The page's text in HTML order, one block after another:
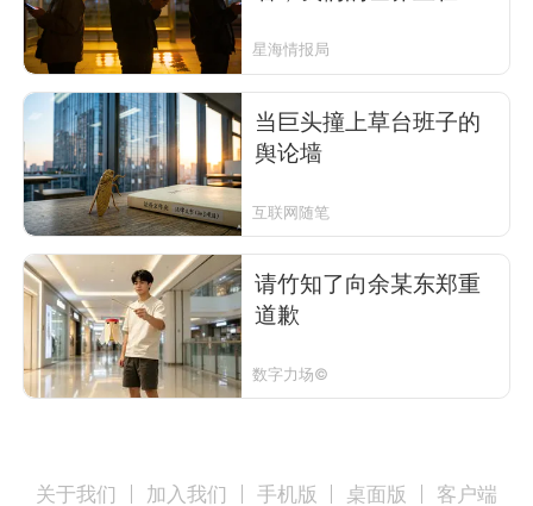
星海情报局
当巨头撞上草台班子的
舆论墙
互联网随笔
请竹知了向余某东郑重
道歉
数字力场©
关于我们 加入我们 手机版 桌面版 客户端